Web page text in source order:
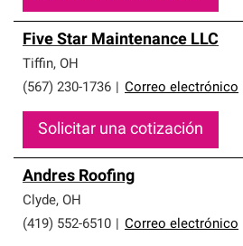
Five Star Maintenance LLC
Tiffin, OH
(567) 230-1736
Correo electrónico
Solicitar una cotización
Andres Roofing
Clyde, OH
(419) 552-6510
Correo electrónico